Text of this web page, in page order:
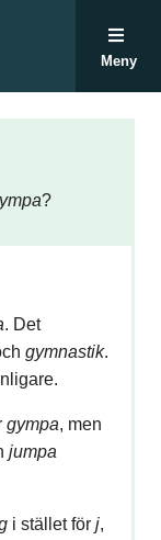
Meny
?
. Det
gymnastik.
gympa, men
jumpa
i stället för j,